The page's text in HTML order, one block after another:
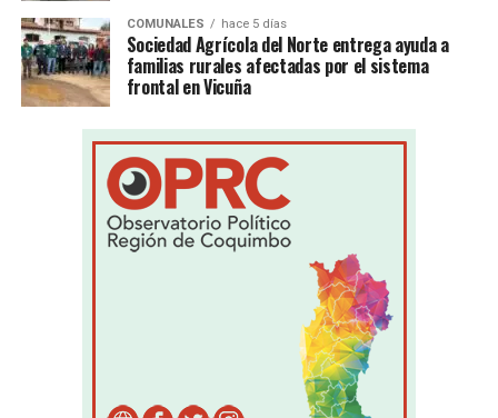
COMUNALES hace 5 días
Sociedad Agrícola del Norte entrega ayuda a
familias rurales afectadas por el sistema
frontal en Vicuña